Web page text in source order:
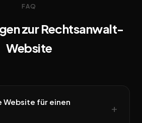
FAQ
zur Rechtsanwalt-
Website
Website für einen